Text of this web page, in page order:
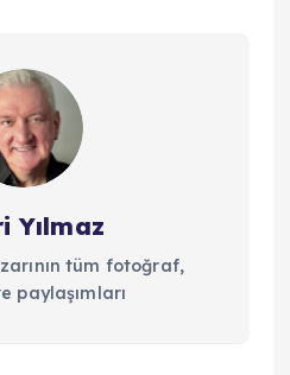
Yılmaz
tüm fotoğraf,
paylaşımları